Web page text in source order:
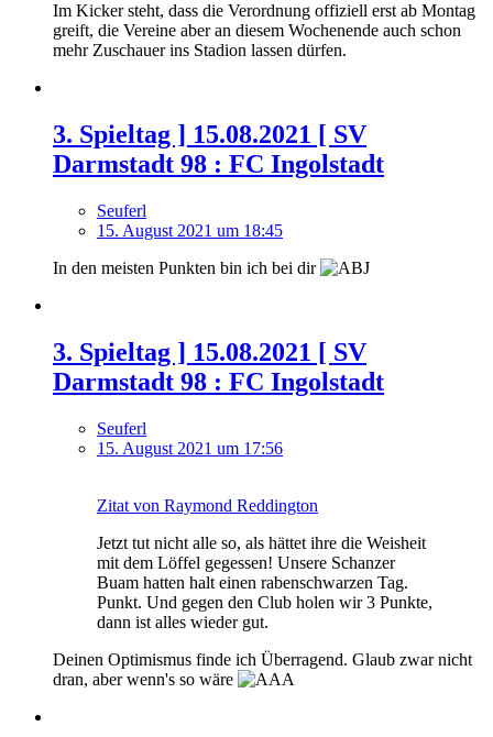
Im Kicker steht, dass die Verordnung offiziell erst ab Montag
greift, die Vereine aber an diesem Wochenende auch schon
mehr Zuschauer ins Stadion lassen dürfen.
3. Spieltag ] 15.08.2021 [ SV
Darmstadt 98 : FC Ingolstadt
Seuferl
15. August 2021 um 18:45
In den meisten Punkten bin ich bei dir
3. Spieltag ] 15.08.2021 [ SV
Darmstadt 98 : FC Ingolstadt
Seuferl
15. August 2021 um 17:56
Zitat von Raymond Reddington
Jetzt tut nicht alle so, als hättet ihre die Weisheit
mit dem Löffel gegessen! Unsere Schanzer
Buam hatten halt einen rabenschwarzen Tag.
Punkt. Und gegen den Club holen wir 3 Punkte,
dann ist alles wieder gut.
Deinen Optimismus finde ich Überragend. Glaub zwar nicht
dran, aber wenn's so wäre